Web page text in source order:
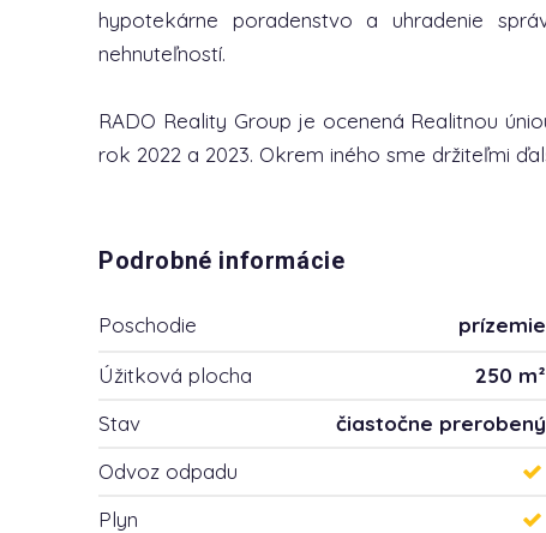
hypotekárne poradenstvo a uhradenie
nehnuteľností.
RADO Reality Group je ocenená Realitnou
rok 2022 a 2023. Okrem iného sme držiteľmi
Podrobné informácie
Poschodie prízemie
Úžitková plocha
250 m²
Stav
čiastočne prerobený
Odvoz odpadu
Plyn